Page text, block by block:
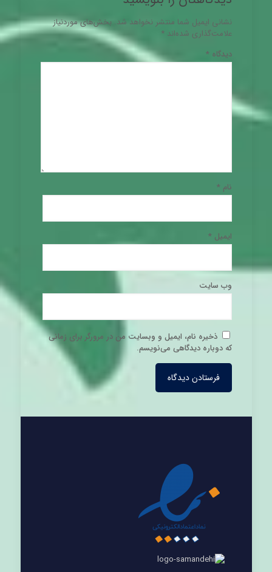
نشانی ایمیل شما منتشر نخواهد شد. بخش‌های موردنیاز
علامت‌گذاری شده‌اند*
دیدگاه *
نام *
ایمیل *
وب‌ سایت
ذخیره نام، ایمیل و وبسایت من در مرورگر برای زمانی
که دوباره دیدگاهی می‌نویسم.